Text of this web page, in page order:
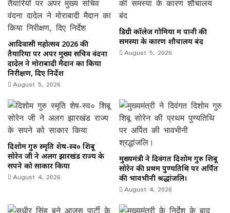
आदिवासी महोत्सव 2026 की
तैयारियों पर अपर मुख्य सचिव वंदना
दादेल ने मोराबादी मैदान का किया
निरीक्षण, दिए निर्देश
August 5, 2026
डिग्री कॉलेज गोमिया में पानी की
समस्या के कारण शौचालय बंद
August 5, 2026
दिशोम गुरु स्मृति शेष-स्व० शिबू
सोरेन जी ने अलग झारखंड राज्य के
सपने को साकार किया
August 4, 2026
मुख्यमंत्री ने दिवंगत दिशोम गुरु शिबू
सोरेन की प्रथम पुण्यतिथि पर अर्पित
की भावभीनी श्रद्धांजलि।
August 4, 2026